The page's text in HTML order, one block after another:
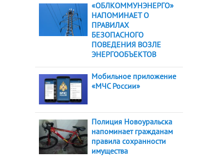
«ОБЛКОММУНЭНЕРГО»
НАПОМИНАЕТ О
ПРАВИЛАХ
БЕЗОПАСНОГО
ПОВЕДЕНИЯ ВОЗЛЕ
ЭНЕРГООБЪЕКТОВ
Мобильное приложение
«МЧС России»
Полиция Новоуральска
напоминает гражданам
правила сохранности
имущества